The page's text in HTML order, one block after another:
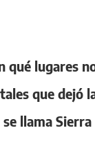
qué lugares
que dejó
llama